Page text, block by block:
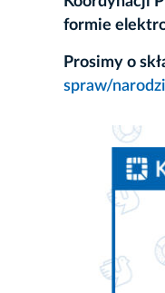
formie
Prosimy o
spraw/